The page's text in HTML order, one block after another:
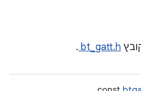
bt_gatt.h
.